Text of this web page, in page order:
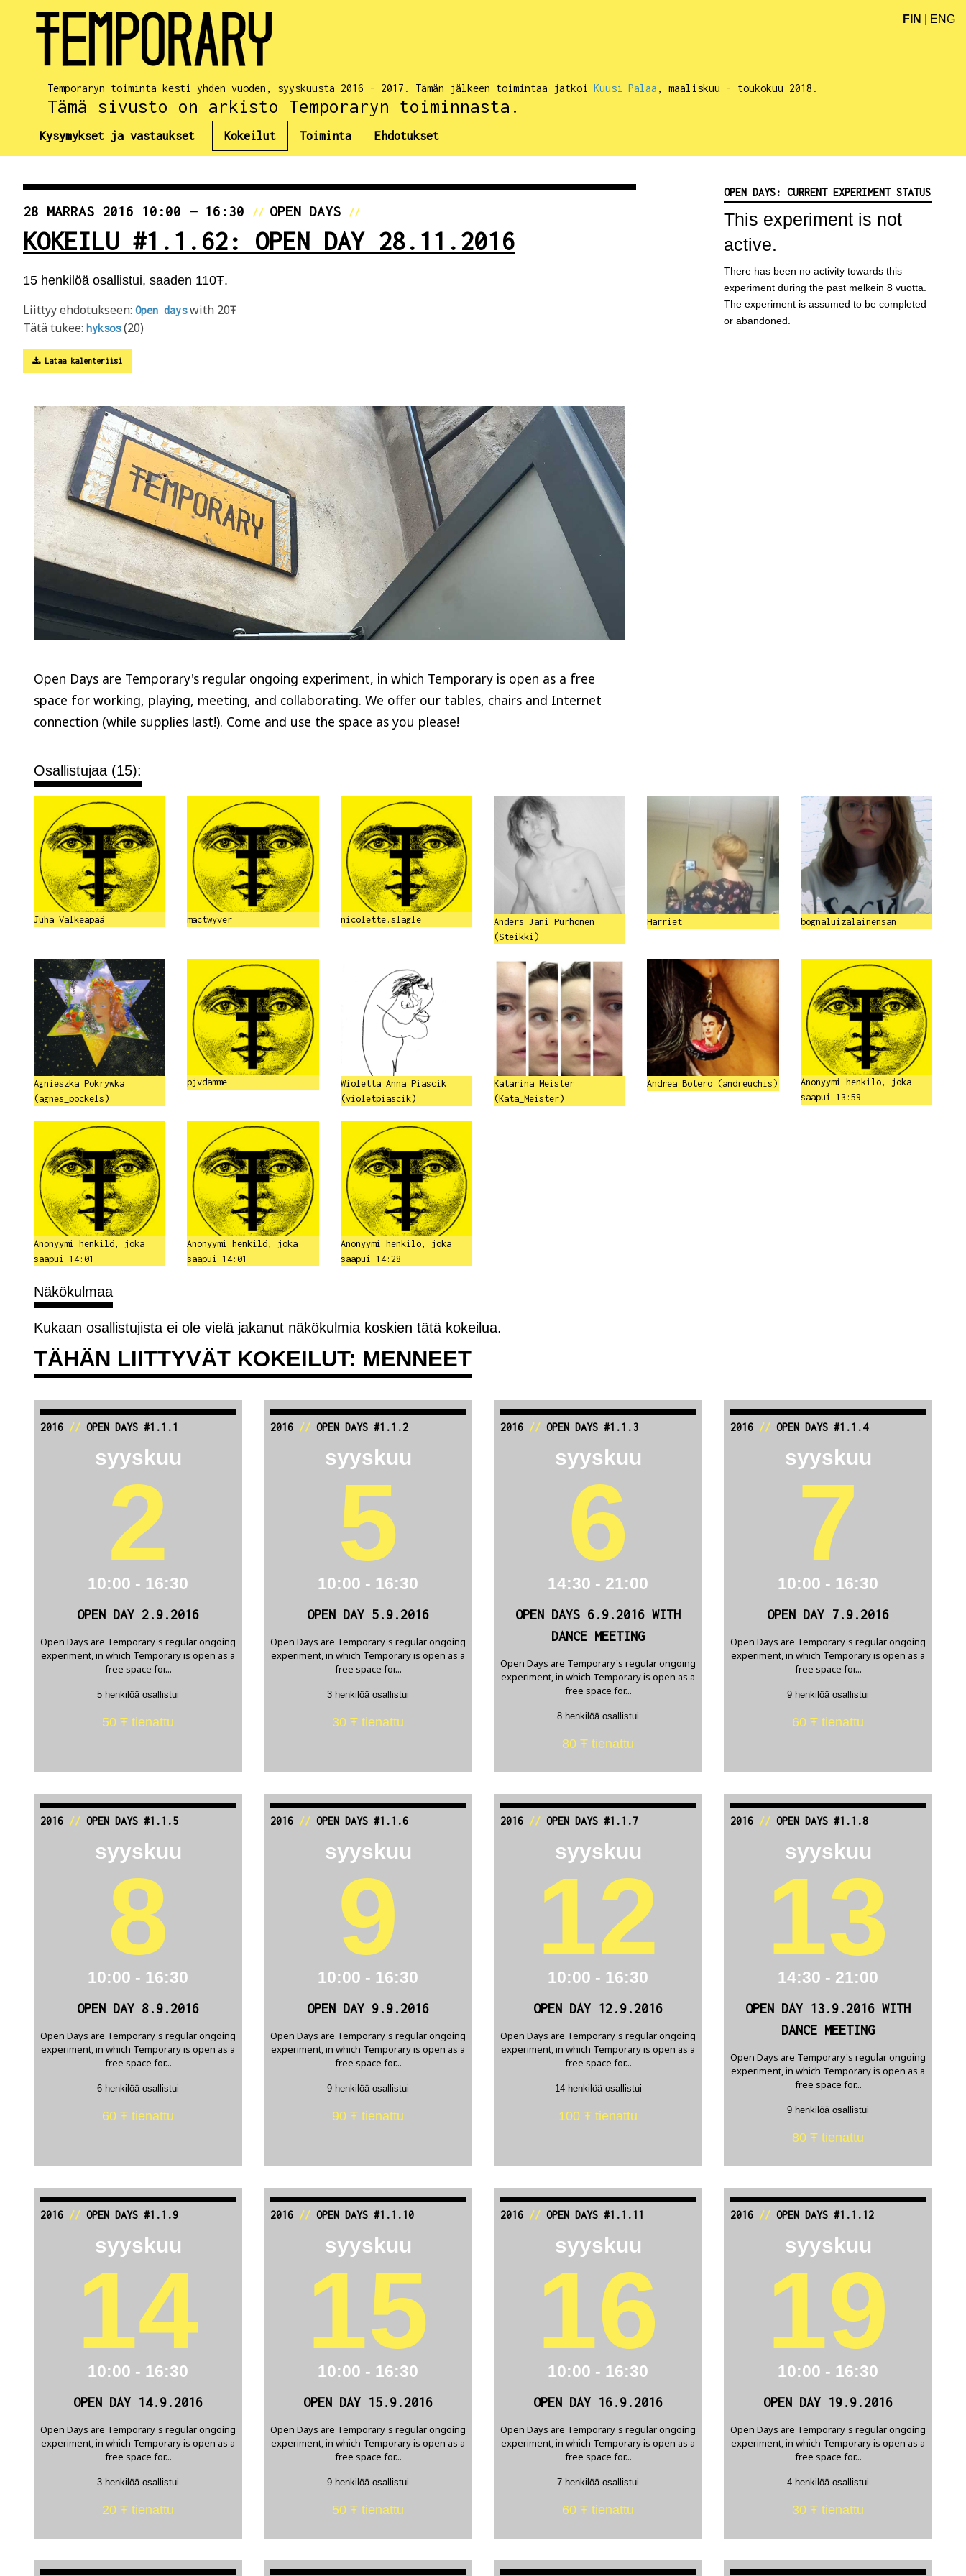
FIN ENG
Temporaryn toiminta kesti yhden vuoden, syyskuusta 2016 - 2017. Tämän jälkeen toimintaa jatkoiKuusi Palaa , maaliskuu - toukokuu 2018.
Tämä sivusto on arkisto Temporaryn toiminnasta.
Kysymykset ja vastaukset Kokeilut Toiminta Ehdotukset
28 MARRAS 2016 10:00 — 16:30 // OPEN DAYS //
KOKEILU #1.1.62: OPEN DAY 28.11.2016
15 henkilöä osallistui, saaden 110Ŧ.
Liittyy ehdotukseen: Open dayswith 20Ŧ
Tätä tukee: hyksos(20)
Lataa kalenteriisi
Open Days are Temporary's regular ongoing experiment, in which Temporary is open as a free
space for working, playing, meeting, and collaborating. We offer our tables, chairs and Internet
connection (while supplies last!). Come and use the space as you please!
OPEN DAYS: CURRENT EXPERIMENT STATUS
This experiment is not
active.
There has been no activity towards this
experiment during the past melkein 8 vuotta.
The experiment is assumed to be completed
or abandoned.
Osallistujaa (15):
Juha Valkeapää mactwyver nicolette.slagle
Anders Jani Purhonen
(Steikki)
Harriet bognaluizalainensan
Agnieszka Pokrywka
(agnes_pockels)
pjvdamme
Wioletta Anna Piascik
(violetpiascik)
Katarina Meister
(Kata_Meister)
Andrea Botero (andreuchis)
Anonyymi henkilö, joka
saapui 13:59
Anonyymi henkilö, joka
saapui 14:01
Anonyymi henkilö, joka
saapui 14:01
Anonyymi henkilö, joka
saapui 14:28
Näkökulmaa
Kukaan osallistujista ei ole vielä jakanut näkökulmia koskien tätä kokeilua.
TÄHÄN LIITTYVÄT KOKEILUT: MENNEET
2016 // OPEN DAYS #1.1.1
syyskuu
2
10:00 - 16:30
OPEN DAY 2.9.2016
Open Days are Temporary's regular ongoing
experiment, in which Temporary is open as a
free space for...
5 henkilöä osallistui
50 Ŧ tienattu
2016 // OPEN DAYS #1.1.2
syyskuu
5
10:00 - 16:30
OPEN DAY 5.9.2016
Open Days are Temporary's regular ongoing
experiment, in which Temporary is open as a
free space for...
3 henkilöä osallistui
30 Ŧ tienattu
2016 // OPEN DAYS #1.1.3
syyskuu
6
14:30 - 21:00
OPEN DAYS 6.9.2016 WITH
DANCE MEETING
Open Days are Temporary's regular ongoing
experiment, in which Temporary is open as a
free space for...
8 henkilöä osallistui
80 Ŧ tienattu
2016 // OPEN DAYS #1.1.4
syyskuu
7
10:00 - 16:30
OPEN DAY 7.9.2016
Open Days are Temporary's regular ongoing
experiment, in which Temporary is open as a
free space for...
9 henkilöä osallistui
60 Ŧ tienattu
2016 // OPEN DAYS #1.1.5
syyskuu
8
10:00 - 16:30
OPEN DAY 8.9.2016
Open Days are Temporary's regular ongoing
experiment, in which Temporary is open as a
free space for...
6 henkilöä osallistui
60 Ŧ tienattu
2016 // OPEN DAYS #1.1.6
syyskuu
9
10:00 - 16:30
OPEN DAY 9.9.2016
Open Days are Temporary's regular ongoing
experiment, in which Temporary is open as a
free space for...
9 henkilöä osallistui
90 Ŧ tienattu
2016 // OPEN DAYS #1.1.7
syyskuu
12
10:00 - 16:30
OPEN DAY 12.9.2016
Open Days are Temporary's regular ongoing
experiment, in which Temporary is open as a
free space for...
14 henkilöä osallistui
100 Ŧ tienattu
2016 // OPEN DAYS #1.1.8
syyskuu
13
14:30 - 21:00
OPEN DAY 13.9.2016 WITH
DANCE MEETING
Open Days are Temporary's regular ongoing
experiment, in which Temporary is open as a
free space for...
9 henkilöä osallistui
80 Ŧ tienattu
2016 // OPEN DAYS #1.1.9
syyskuu
14
10:00 - 16:30
OPEN DAY 14.9.2016
Open Days are Temporary's regular ongoing
experiment, in which Temporary is open as a
free space for...
3 henkilöä osallistui
20 Ŧ tienattu
2016 // OPEN DAYS #1.1.10
syyskuu
15
10:00 - 16:30
OPEN DAY 15.9.2016
Open Days are Temporary's regular ongoing
experiment, in which Temporary is open as a
free space for...
9 henkilöä osallistui
50 Ŧ tienattu
2016 // OPEN DAYS #1.1.11
syyskuu
16
10:00 - 16:30
OPEN DAY 16.9.2016
Open Days are Temporary's regular ongoing
experiment, in which Temporary is open as a
free space for...
7 henkilöä osallistui
60 Ŧ tienattu
2016 // OPEN DAYS #1.1.12
syyskuu
19
10:00 - 16:30
OPEN DAY 19.9.2016
Open Days are Temporary's regular ongoing
experiment, in which Temporary is open as a
free space for...
4 henkilöä osallistui
30 Ŧ tienattu